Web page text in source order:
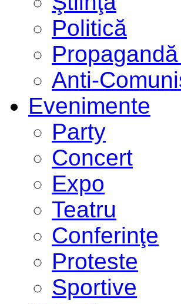
Politică
Anti-
Evenimente
Party
Concert
Expo
Teatru
Conferinţe
Proteste
Sportive